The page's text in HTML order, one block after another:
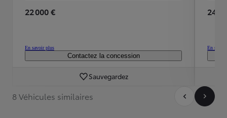
22 000 €
En savoir plus
Contactez la concession
Sauvegardez
24
En
8 Véhicules similaires